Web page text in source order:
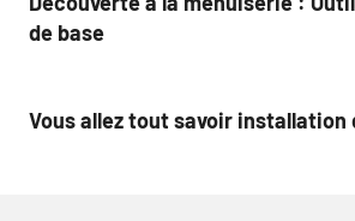
de
de base
Vous allez tout savoir